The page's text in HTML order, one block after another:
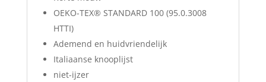
OEKO-TEX® STANDARD 100 (95.0.3008
HTTI)
Ademend en huidvriendelijk
Italiaanse knooplijst
niet-ijzer